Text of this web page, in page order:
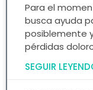
Para el
busca ayuda
posiblemente
pérdidas
SEGUIR